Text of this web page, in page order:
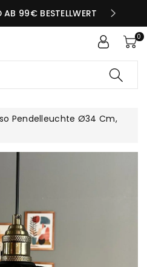
AB 99€ BESTELLWERT
0
Pendelleuchte Ø34 Cm,